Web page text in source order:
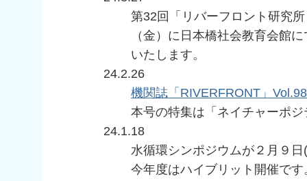
第32回「リバーフロント研究
（金）に日本橋社会教育会館
いたします。
24.2.26
機関誌「RIVERFRONT」Vol.98
本号の特集は「ネイチャーポ
24.1.18
水循環シンポジウムが２月９
今年度はハイブリット開催で